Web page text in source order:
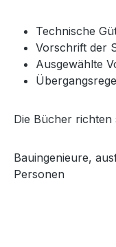
Technische
Vorschrift der
Ausgewählte
Die Bücher richten
Bauingenieure,
Personen